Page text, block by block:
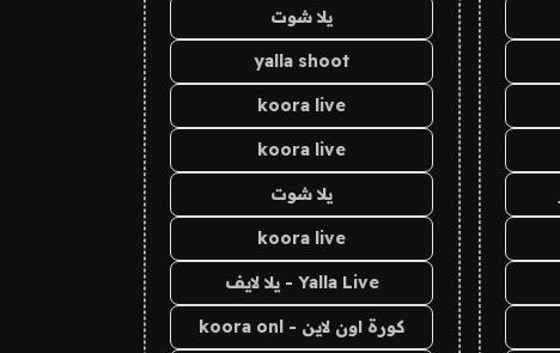
يلا شوت
yalla shoot
koora live
koora live
يلا شوت
koora live
Yalla Live - يلا لايف
كورة اون لاين - koora onl